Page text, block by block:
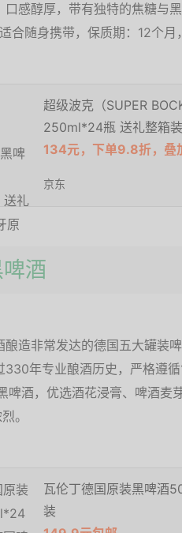
口感醇厚，带有独特的焦糖与
合随身携带，保质期：12个
超级波克（SUPER
250ml*24瓶 送礼整箱
134元，下单9.8折，叠
京东
酒
酿造非常发达的德国五大罐装
330年专业酿酒历史，严格遵
啤酒，优选酒花浸膏、啤酒麦
。
瓦伦丁德国原装黑啤酒
装